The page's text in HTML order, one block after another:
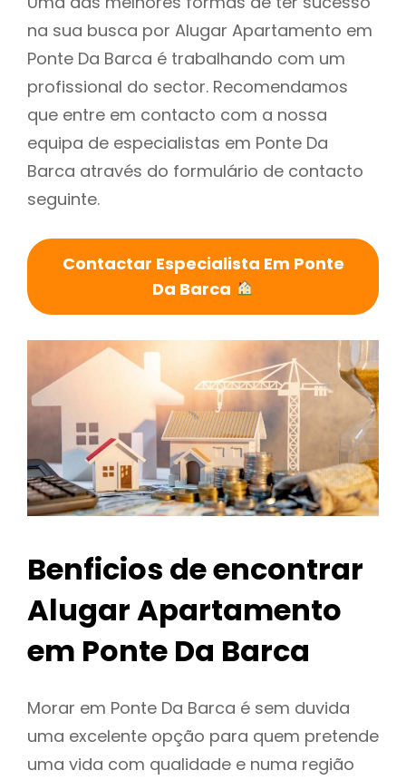
na sua busca por Alugar Apartamento em
Ponte Da Barca é trabalhando com um
profissional do sector. Recomendamos
que entre em contacto com a nossa
equipa de especialistas em Ponte Da
Barca através do formulário de contacto
seguinte.
Contactar Especialista Em Ponte
Da Barca
Benficios de encontrar
Alugar Apartamento
em Ponte Da Barca
Morar em Ponte Da Barca é sem duvida
uma excelente opção para quem pretende
uma vida com qualidade e numa região